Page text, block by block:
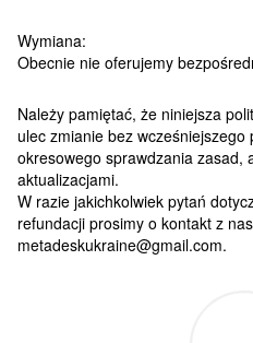
Wymiana:
Obecnie nie oferujemy
Należy pamiętać, że niniejsza
ulec zmianie bez
okresowego sprawdzania zasad,
aktualizacjami.
W razie jakichkolwiek pytań
refundacji prosimy o kontakt z
metadeskukraine@gmail.com.